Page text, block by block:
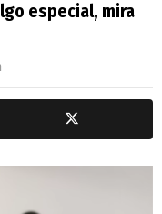
especial, mira